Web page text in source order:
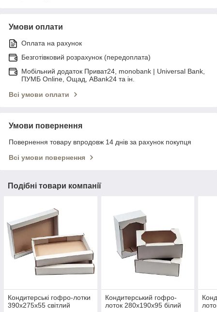
Умови оплати
Оплата на рахунок
Безготівковий розрахунок (передоплата)
Мобільний додаток Приват24, monobank | Universal Bank,
ПУМБ Online, Ощад, ABank24 та ін.
Всі умови оплати
Умови повернення
Повернення товару впродовж 14 днів за рахунок покупця
Всі умови повернення
Подібні товари компанії
Кондитерські гофро-лотки
390х275х55 світлий
Кондитерський гофро-
лоток 280х190х95 білий